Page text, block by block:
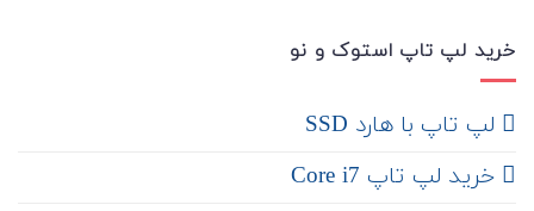
خرید لپ تاپ استوک و نو
لپ تاپ با هارد SSD
خرید لپ تاپ Core i7